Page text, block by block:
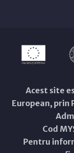
Acest site
European, prin
Cod
Pentru